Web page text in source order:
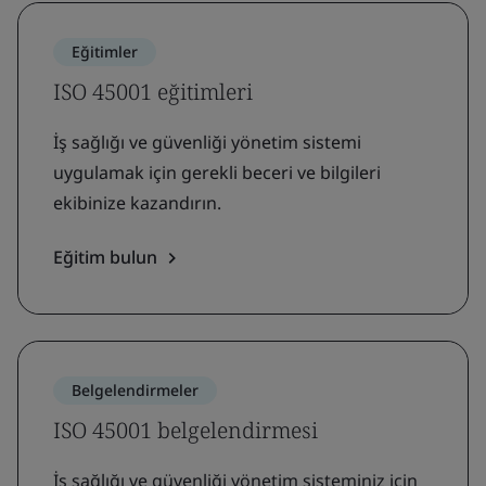
Eğitimler
ISO 45001 eğitimleri
İş sağlığı ve güvenliği yönetim sistemi
uygulamak için gerekli beceri ve bilgileri
ekibinize kazandırın.
Eğitim bulun
Belgelendirmeler
ISO 45001 belgelendirmesi
İş sağlığı ve güvenliği yönetim sisteminiz için